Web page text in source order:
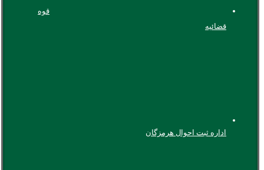
قوه
قضائیه
اداره ثبت احوال هرمزگان